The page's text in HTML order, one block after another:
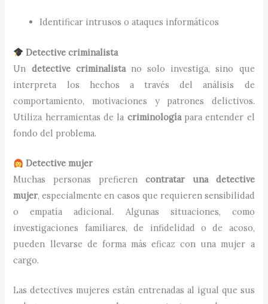
Identificar intrusos o ataques informáticos
Detective criminalista
Un detective criminalistano solo investiga, sino que
interpreta los hechos a través del análisis de
comportamiento, motivaciones y patrones delictivos.
Utiliza herramientas de la criminologíapara entender el
fondo del problema.
Detective mujer
Muchas personas prefieren contratar una detective
mujer, especialmente en casos que requieren sensibilidad
o empatía adicional. Algunas situaciones, como
investigaciones familiares, de infidelidad o de acoso,
pueden llevarse de forma más eficaz con una mujer a
cargo.
Las detectives mujeres están entrenadas al igual que sus